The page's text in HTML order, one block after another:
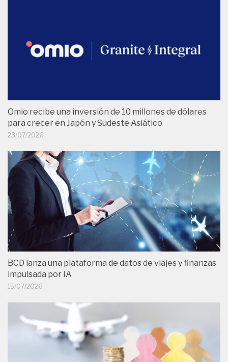
Omio recibe una inversión de 10 millones de dólares
para crecer en Japón y Sudeste Asiático
23/07/2026
BCD lanza una plataforma de datos de viajes y finanzas
impulsada por IA
15/07/2026